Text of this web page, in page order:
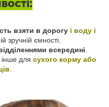
взяти в дорогу і воду і
зручній ємності.
всередині.
інше для сухого корму або
.